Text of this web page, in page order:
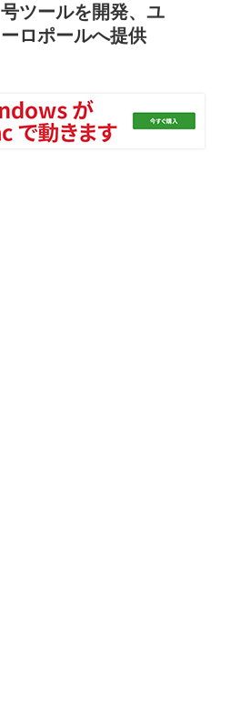
号ツールを開発、ユ
ーロポールへ提供